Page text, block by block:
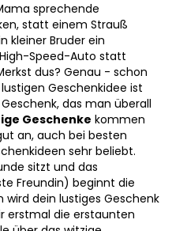
sprechende
statt einem Strauß
kleiner Bruder ein
Speed-Auto statt
dus? Genau - schon
Geschenkidee ist
das man überall
Geschenke kommen
an, auch bei besten
sehr beliebt.
sitzt und das
Freundin) beginnt die
wird dein lustiges Geschenk
erstmal die erstaunten